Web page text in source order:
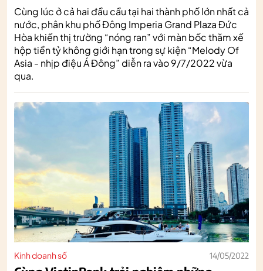
Cùng lúc ở cả hai đầu cầu tại hai thành phố lớn nhất cả
nước, phân khu phố Đông Imperia Grand Plaza Đức
Hòa khiến thị trường “nóng ran” với màn bốc thăm xế
hộp tiền tỷ không giới hạn trong sự kiện “Melody Of
Asia - nhịp điệu Á Đông” diễn ra vào 9/7/2022 vừa
qua.
Kinh doanh số 14/05/2022